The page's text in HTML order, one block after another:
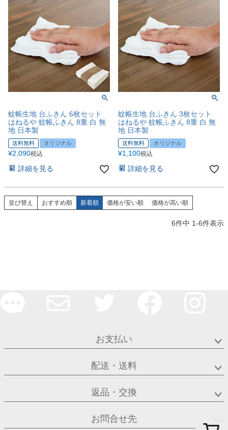
蚊帳生地 台ふきん 6枚セット
はねるや 蚊帳ふきん 8重 白 無
地 日本製
送料無料 オリジナル
¥2,090税込
詳細を見る
蚊帳生地 台ふきん 3枚セット
はねるや 蚊帳ふきん 8重 白 無
地 日本製
送料無料 オリジナル
¥1,100税込
詳細を見る
並び替え おすすめ順 新着順 価格が安い順 価格が高い順
6件中 1-6件表示
お支払い
配送・送料
返品・交換
お問合せ先